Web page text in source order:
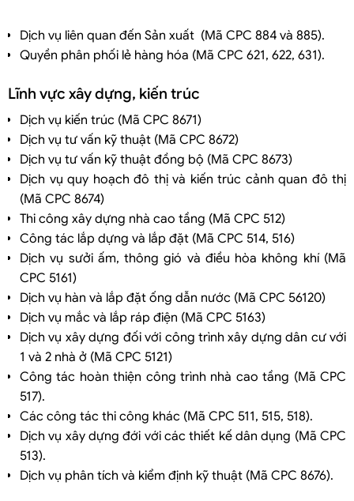
Dịch vụ liên quan đến Sản xuất (Mã CPC 884 và 885).
Quyền phân phối lẻ hàng hóa (Mã CPC 621, 622, 631).
Lĩnh vực xây dựng, kiến trúc
Dịch vụ kiến trúc (Mã CPC 8671)
Dịch vụ tư vấn kỹ thuật (Mã CPC 8672)
Dịch vụ tư vấn kỹ thuật đồng bộ (Mã CPC 8673)
Dịch vụ quy hoạch đô thị và kiến trúc cảnh quan đô thị
(Mã CPC 8674)
Thi công xây dựng nhà cao tầng (Mã CPC 512)
Công tác lắp dựng và lắp đặt (Mã CPC 514, 516)
Dịch vụ sưởi ấm, thông gió và điều hòa không khí (Mã
CPC 5161)
Dịch vụ hàn và lắp đặt ống dẫn nước (Mã CPC 56120)
Dịch vụ mắc và lắp ráp điện (Mã CPC 5163)
Dịch vụ xây dựng đối với công trình xây dựng dân cư với
1 và 2 nhà ở (Mã CPC 5121)
Công tác hoàn thiện công trình nhà cao tầng (Mã CPC
517).
Các công tác thi công khác (Mã CPC 511, 515, 518).
Dịch vụ xây dựng đới với các thiết kế dân dụng (Mã CPC
513).
Dịch vụ phân tích và kiểm định kỹ thuật (Mã CPC 8676).